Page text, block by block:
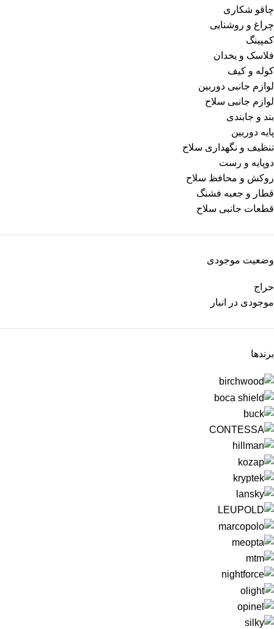
چاقو شکاری
چراغ و روشنایی
کمپینگ
فلاسک و یخدان
کوله و کیف
لوازم جانبی دوربین
لوازم جانبی سلاح
بند و جابندی
پایه دوربین
تنظیف و نگهداری سلاح
دوپایه و رست
روکش و محافظ سلاح
قطار و جعبه فشنگ
قطعات جانبی سلاح
وضعیت موجودی
حراج
موجودی در انبار
برندها